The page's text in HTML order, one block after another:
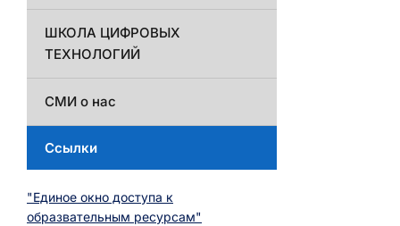
ШКОЛА ЦИФРОВЫХ
ТЕХНОЛОГИЙ
СМИ о нас
Ссылки
"Единое окно доступа к
образвательным ресурсам"